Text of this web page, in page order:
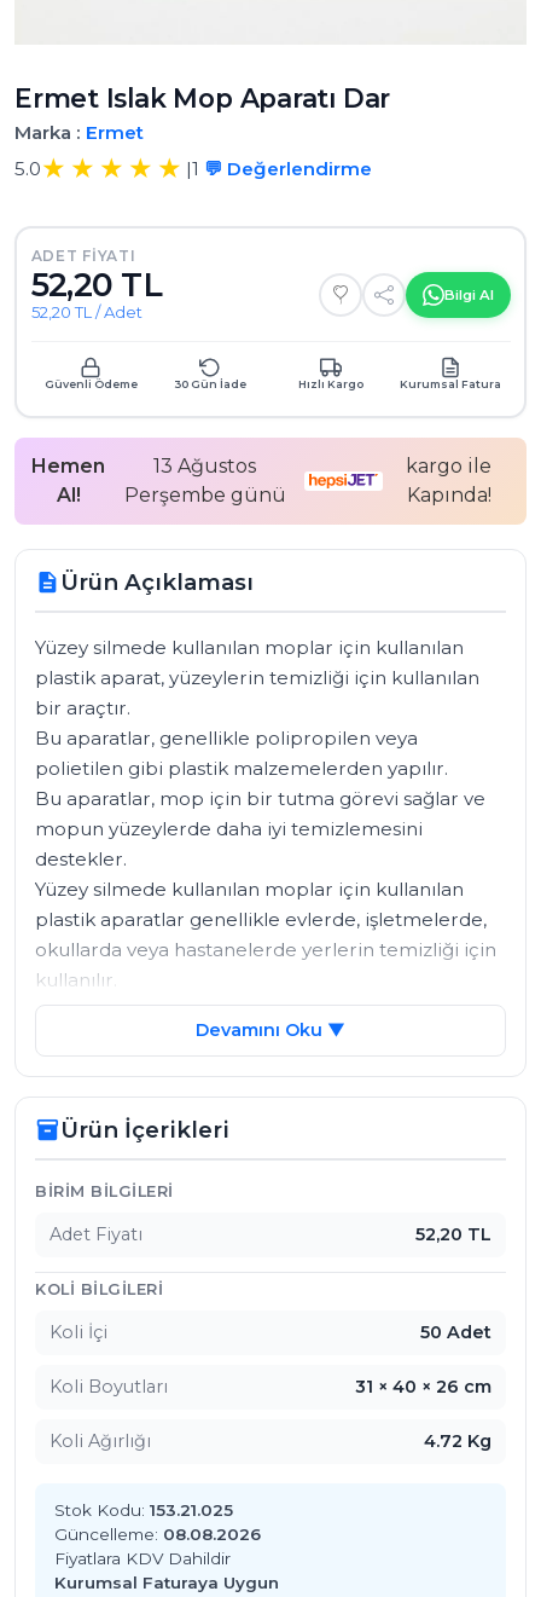
Ermet Islak Mop Aparatı Dar
Marka : Ermet
5.0
|1 💬 Değerlendirme
ADET FIYATI
52,20 TL
52,20 TL / Adet
Bilgi Al
Güvenli Ödeme 30 Gün İade Hızlı Kargo Kurumsal Fatura
Hemen
Al!
13 Ağustos
Perşembe günü
kargo ile
Kapında!
description Ürün Açıklaması
Yüzey silmede kullanılan moplar için kullanılan
plastik aparat, yüzeylerin temizliği için kullanılan
bir araçtır.
Bu aparatlar, genellikle polipropilen veya
polietilen gibi plastik malzemelerden yapılır.
Bu aparatlar, mop için bir tutma görevi sağlar ve
mopun yüzeylerde daha iyi temizlemesini
destekler.
Yüzey silmede kullanılan moplar için kullanılan
plastik aparatlar genellikle evlerde, işletmelerde,
okullarda veya hastanelerde yerlerin temizliği için
kullanılır.
Bu aparatlar, ayrıca, mopun kullanım ömrünü
uzatır, mopun daha iyi temizlenmesini sağlar ve
mopun yerinde tutmasını kolaylaştırır.
Devamını Oku ▼
inventory_2Ürün İçerikleri
Ürün İçerikleri
BIRIM BILGILERI
Adet Fiyatı 52,20 TL
KOLI BILGILERI
Koli İçi 50 Adet
Koli Boyutları 31 × 40 × 26 cm
Koli Ağırlığı 4.72 Kg
Stok Kodu: 153.21.025
Güncelleme: 08.08.2026
Fiyatlara KDV Dahildir
Kurumsal Faturaya Uygun